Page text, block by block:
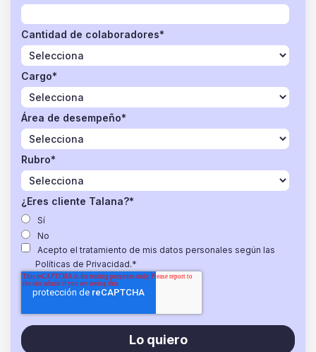
Cantidad de colaboradores*
Cargo*
Área de desempeño*
Rubro*
¿Eres cliente Talana?*
Sí
No
Acepto el tratamiento de mis datos personales según las
Políticas de Privacidad.*